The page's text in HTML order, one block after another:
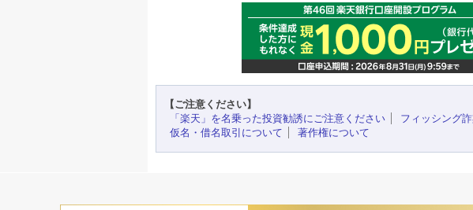
【ご注意ください】
「楽天」を名乗った投資勧誘にご注意ください
フィッシング
仮名・借名取引について
著作権について